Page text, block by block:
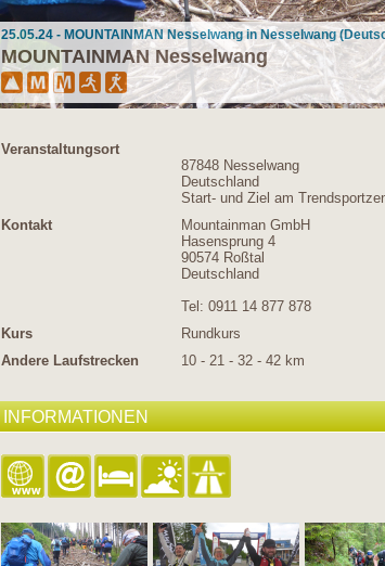
25.05.24 - MOUNTAINMAN Nesselwang in Nesselwang
MOUNTAINMAN Nesselwang
Veranstaltungsort
87848 Nesselwang
Deutschland
Start- und Ziel am
Kontakt
Mountainman GmbH
Hasensprung 4
90574 Roßtal
Deutschland
Tel: 0911 14 877 878
Kurs
Rundkurs
Andere Laufstrecken
10 - 21 - 32 - 42 km
INFORMATIONEN